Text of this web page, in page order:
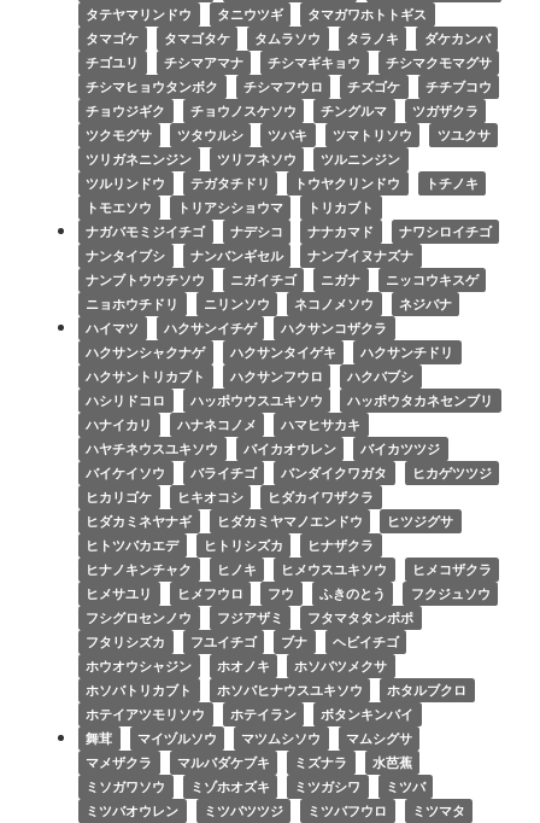
タテヤマリンドウ
タニウツギ
タマガワホトトギス
タマゴケ
タマゴタケ タムラソウ タラノキ
ダケカンバ
チゴユリ
チシマアマナ チシマギキョウ
チシマクモマグサ
チシマヒョウタンボク
チシマフウロ チズゴケ
チチブコウ
チョウジギク
チョウノスケソウ チングルマ
ツガザクラ
ツクモグサ
ツタウルシ ツバキ ツマトリソウ
ツユクサ
ツリガネニンジン
ツリフネソウ
ツルニンジン
ツルリンドウ
テガタチドリ トウヤクリンドウ
トチノキ
トモエソウ
トリアシショウマ
トリカブト
ナガバモミジイチゴ
ナデシコ ナナカマド
ナワシロイチゴ
ナンタイブシ
ナンバンギセル
ナンブイヌナズナ
ナンブトウウチソウ
ニガイチゴ ニガナ
ニッコウキスゲ
ニョホウチドリ
ニリンソウ ネコノメソウ
ネジバナ
ハイマツ
ハクサンイチゲ
ハクサンコザクラ
ハクサンシャクナゲ
ハクサンタイゲキ
ハクサンチドリ
ハクサントリカブト
ハクサンフウロ
ハクバブシ
ハシリドコロ
ハッポウウスユキソウ
ハッポウタカネセンブリ
ハナイカリ
ハナネコノメ
ハマヒサカキ
ハヤチネウスユキソウ
バイカオウレン
バイカツツジ
バイケイソウ
バライチゴ バンダイクワガタ
ヒカゲツツジ
ヒカリゴケ
ヒキオコシ
ヒダカイワザクラ
ヒダカミネヤナギ
ヒダカミヤマノエンドウ
ヒツジグサ
ヒトツバカエデ
ヒトリシズカ
ヒナザクラ
ヒナノキンチャク
ヒノキ ヒメウスユキソウ
ヒメコザクラ
ヒメサユリ
ヒメフウロ フウ ふきのとう
フクジュソウ
フシグロセンノウ
フジアザミ
フタマタタンポポ
フタリシズカ
フユイチゴ ブナ
ヘビイチゴ
ホウオウシャジン
ホオノキ
ホソバツメクサ
ホソバトリカブト
ホソバヒナウスユキソウ
ホタルブクロ
ホテイアツモリソウ
ホテイラン
ボタンキンバイ
舞茸
マイヅルソウ マツムシソウ
マムシグサ
マメザクラ
マルバダケブキ ミズナラ
水芭蕉
ミソガワソウ
ミゾホオズキ ミツガシワ
ミツバ
ミツバオウレン
ミツバツツジ ミツバフウロ ミツマタ